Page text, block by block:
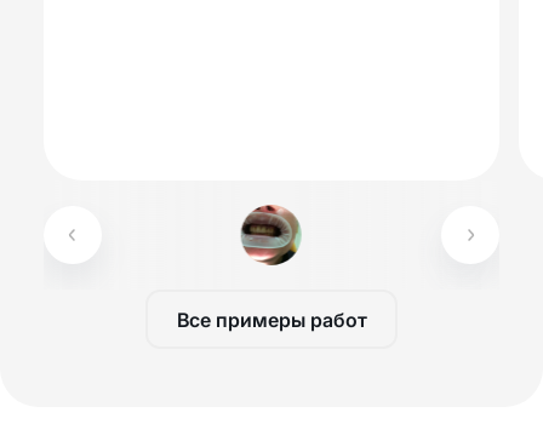
Все примеры работ